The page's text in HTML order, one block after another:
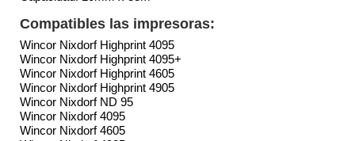
Compatibles las impresoras:
Wincor Nixdorf Highprint 4095
Wincor Nixdorf Highprint 4095+
Wincor Nixdorf Highprint 4605
Wincor Nixdorf Highprint 4905
Wincor Nixdorf ND 95
Wincor Nixdorf 4095
Wincor Nixdorf 4605